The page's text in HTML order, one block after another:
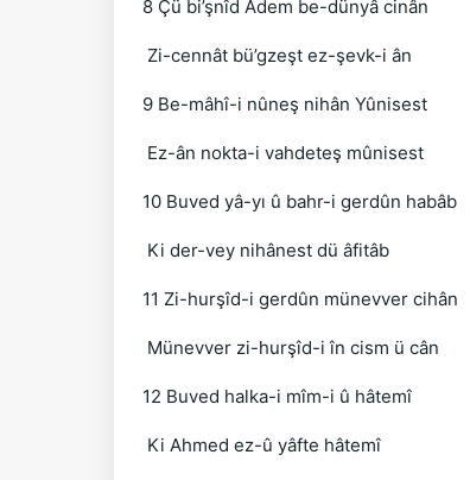
8 Çü bi’şnîd Ádem be-dünyâ cinân
Zi-cennât bü’gzeşt ez-şevk-i ân
9 Be-mâhî-i nûneş nihân Yûnisest
Ez-ân nokta-i vahdeteş mûnisest
10 Buved yâ-yı û bahr-i gerdûn habâb
Ki der-vey nihânest dü âfitâb
11 Zi-hurşîd-i gerdûn münevver cihân
Münevver zi-hurşîd-i în cism ü cân
12 Buved halka-i mîm-i û hâtemî
Ki Ahmed ez-û yâfte hâtemî